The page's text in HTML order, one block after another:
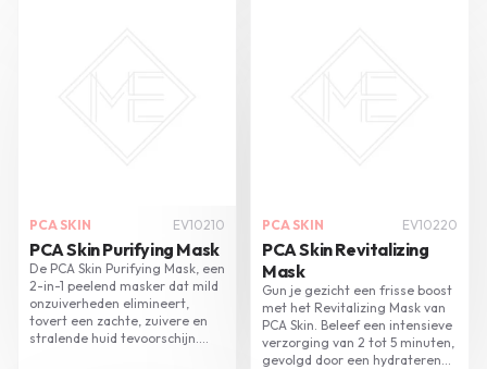
PCA SKIN EV10210
PCA Skin Purifying Mask
De PCA Skin Purifying Mask, een
2-in-1 peelend masker dat mild
onzuiverheden elimineert,
tovert een zachte, zuivere en
stralende huid tevoorschijn.
PCA SKIN EV10220
PCA Skin Revitalizing
Mask
Gun je gezicht een frisse boost
met het Revitalizing Mask van
PCA Skin. Beleef een intensieve
verzorging van 2 tot 5 minuten,
gevolgd door een hydraterende